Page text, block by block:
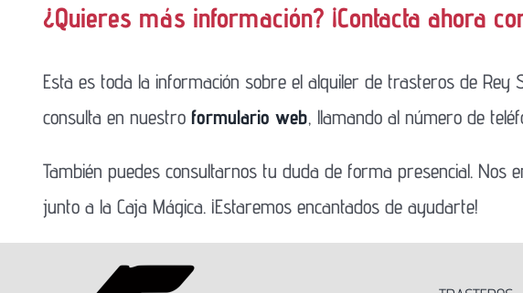
¿Quieres más información? ¡Contacta ahora
Esta es toda la información sobre el alquiler de trasteros de
consulta en nuestro formulario web, llamando al número de
También puedes consultarnos tu duda de forma presencial. Nos
junto a la Caja Mágica. ¡Estaremos encantados de ayudarte!